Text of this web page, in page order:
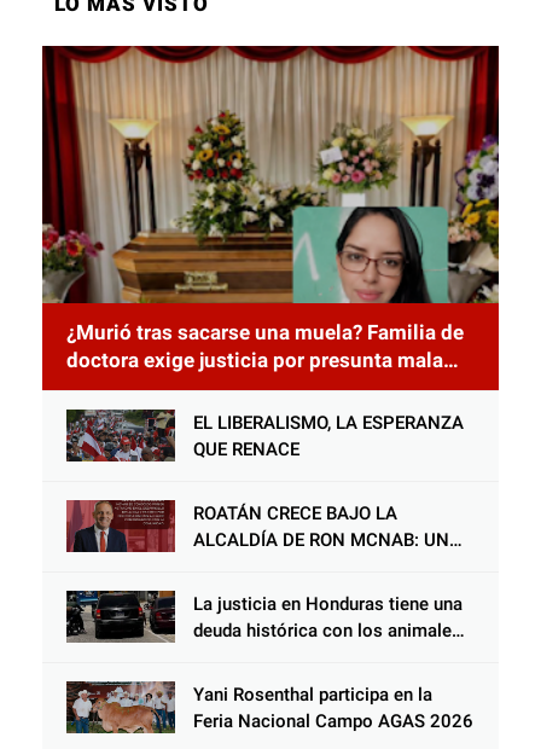
¿Murió tras sacarse una muela? Familia de
doctora exige justicia por presunta mala
práctica odontológica
EL LIBERALISMO, LA ESPERANZA
QUE RENACE
ROATÁN CRECE BAJO LA
ALCALDÍA DE RON MCNAB: UN
COMUNIDAD Y DEL PARTIDO
LIBERAL
La justicia en Honduras tiene una
deuda histórica con los animales,
peso de la ley al responsable de
Choloma es consolidar un Estado
que protege al verdugo y
Yani Rosenthal participa en la
Feria Nacional Campo AGAS 2026